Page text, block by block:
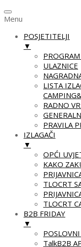
Menu
POSJETITELJI
▼
PROGRAM
ULAZNICE
LISTA
RADNO
PRAVILA
IZLAGAČI
▼
OPĆI
KAKO
TLOCRT
TLOCRT
B2B FRIDAY
▼
TalkB2B